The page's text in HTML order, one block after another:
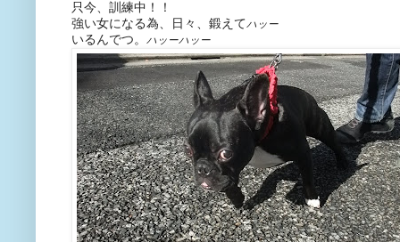
只今、訓練中！！
強い女になる為、日々、鍛えてハッー
いるんでつ。 ハッーハッー